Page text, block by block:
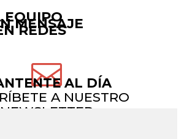
EQUIPO
MENSAJE
REDES
 AL DÍA
A NUESTRO
NEWSLETTER